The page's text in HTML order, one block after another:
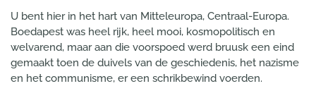
U bent hier in het hart van Mitteleuropa, Centraal-Europa.
Boedapest was heel rijk, heel mooi, kosmopolitisch en
welvarend, maar aan die voorspoed werd bruusk een eind
gemaakt toen de duivels van de geschiedenis, het nazisme
en het communisme, er een schrikbewind voerden.